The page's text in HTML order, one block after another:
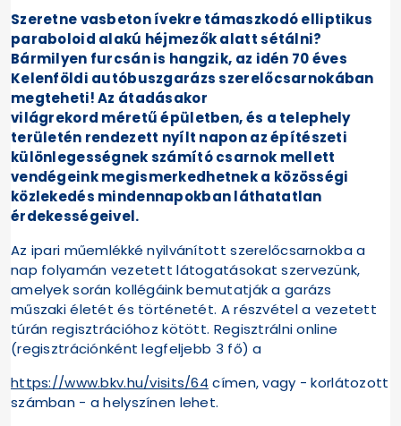
Szeretne vasbeton ívekre támaszkodó elliptikus
paraboloid alakú héjmezők alatt sétálni?
Bármilyen furcsán is hangzik, az idén 70 éves
Kelenföldi autóbuszgarázs szerelőcsarnokában
megteheti! Az átadásakor
világrekord méretű épületben, és a telephely
területén rendezett nyílt napon az építészeti
különlegességnek számító csarnok mellett
vendégeink megismerkedhetnek a közösségi
közlekedés mindennapokban láthatatlan
érdekességeivel.
Az ipari műemlékké nyilvánított szerelőcsarnokba a
nap folyamán vezetett látogatásokat szervezünk,
amelyek során kollégáink bemutatják a garázs
műszaki életét és történetét. A részvétel a vezetett
túrán regisztrációhoz kötött. Regisztrálni online
(regisztrációnként legfeljebb 3 fő) a
https://www.bkv.hu/visits/64 címen, vagy - korlátozott
számban - a helyszínen lehet.